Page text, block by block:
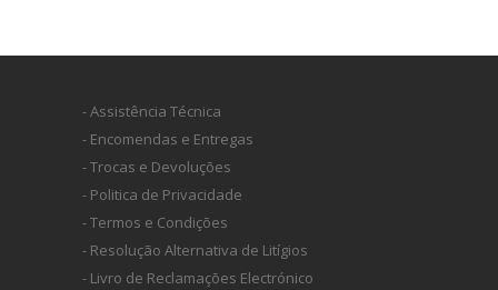
- Assistência Técnica
- Encomendas e Entregas
- Trocas e Devoluções
- Politica de Privacidade
- Termos e Condições
- Resolução Alternativa de Litígios
- Livro de Reclamações Electrónico